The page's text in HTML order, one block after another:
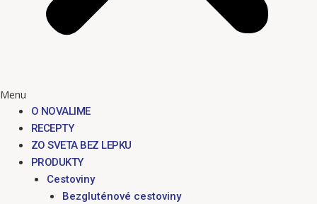
Menu
O NOVALIME
RECEPTY
ZO SVETA BEZ LEPKU
PRODUKTY
Cestoviny
Bezgluténové cestoviny